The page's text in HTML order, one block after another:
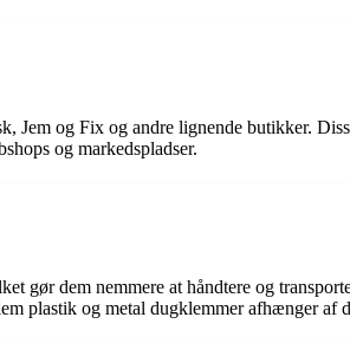
og Fix og andre lignende butikker.
og markedspladser.
gør dem nemmere at håndtere og
plastik og metal dugklemmer afhænger af